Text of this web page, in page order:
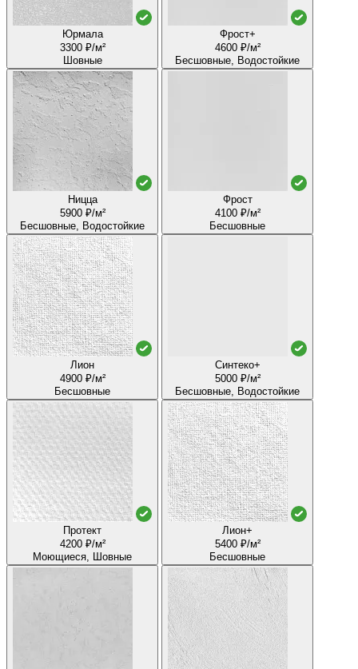
Юрмала
3300 ₽/м²
Шовные
Фрост+
4600 ₽/м²
Бесшовные, Водостойкие
Ницца
5900 ₽/м²
Бесшовные, Водостойкие
Фрост
4100 ₽/м²
Бесшовные
Лион
4900 ₽/м²
Бесшовные
Синтеко+
5000 ₽/м²
Бесшовные, Водостойкие
Протект
4200 ₽/м²
Моющиеся, Шовные
Лион+
5400 ₽/м²
Бесшовные